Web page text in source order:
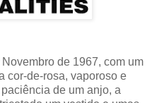
de 1967, com um
cor-de-rosa, vaporoso e
de um anjo, a